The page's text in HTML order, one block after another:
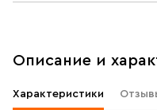
Описание и
Характеристики